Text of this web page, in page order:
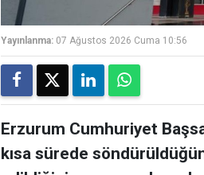
Yayınlanma: 07 Ağustos 2026 Cuma 10:56
Erzurum Cumhuriyet
kısa sürede